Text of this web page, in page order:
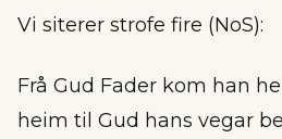
Vi siterer strofe fire (NoS):
Frå Gud Fader kom han
heim til Gud hans vegar